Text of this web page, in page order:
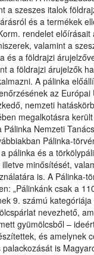
a szeszes italok
és a termékek
rendelet előírásait
valamint a
és a földrajzi
a földrajzi árujelzők
A pálinka
az Európai
nemzeti
megalkotásra
Nemzeti
Pálinka-
pálinka és a
minősítését,
is. A Pálinka-
„Pálinkánk csak a
9. számú
nevezhető,
gyümölcsből –
és amelynek
is